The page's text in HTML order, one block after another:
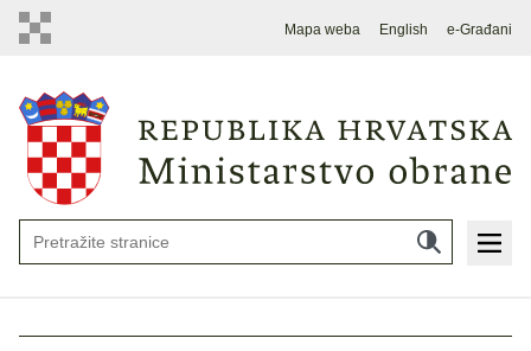
Mapa weba English e-Građani